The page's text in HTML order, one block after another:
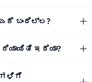
ಬಂದಿಲ್ಲ?
ಇದೆಯಾ?